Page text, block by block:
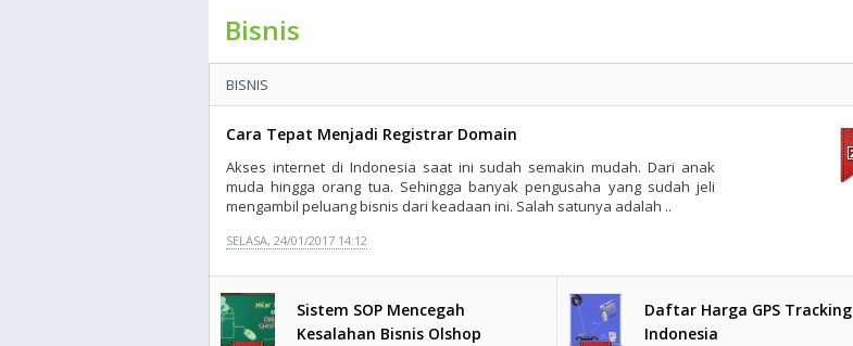
Bisnis
BISNIS
Cara Tepat Menjadi Registrar Domain
Akses internet di Indonesia saat ini sudah semakin mudah. Dari anak
muda hingga orang tua. Sehingga banyak pengusaha yang sudah jeli
mengambil peluang bisnis dari keadaan ini. Salah satunya adalah ..
SELASA, 24/01/2017 14:12
Sistem SOP Mencegah
Kesalahan Bisnis Olshop
Daftar Harga GPS Tracking
Indonesia